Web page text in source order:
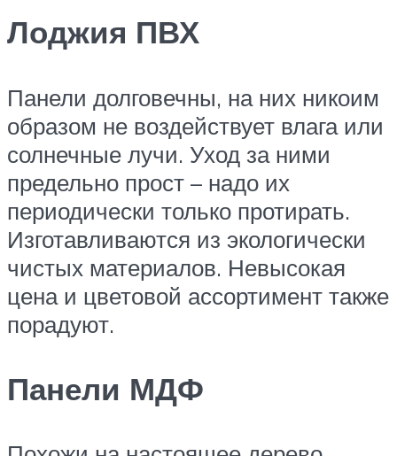
Лоджия ПВХ
Панели долговечны, на них никоим
образом не воздействует влага или
солнечные лучи. Уход за ними
предельно прост – надо их
периодически только протирать.
Изготавливаются из экологически
чистых материалов. Невысокая
цена и цветовой ассортимент также
порадуют.
Панели МДФ